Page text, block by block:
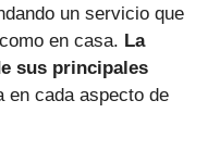
un servicio que
en casa. La
sus principales
en cada aspecto de